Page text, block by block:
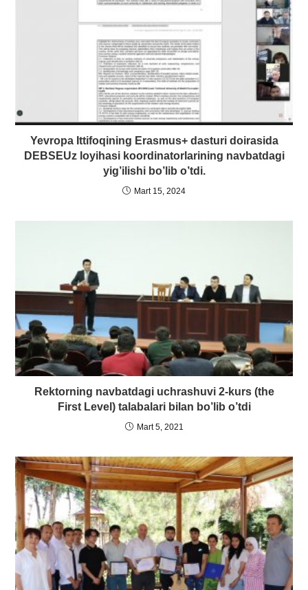
Yevropa Ittifoqining Erasmus+ dasturi doirasida
DEBSEUz loyihasi koordinatorlarining navbatdagi
yig’ilishi bo’lib o’tdi.
Mart 15, 2024
Rektorning navbatdagi uchrashuvi 2-kurs (the
First Level) talabalari bilan bo’lib o’tdi
Mart 5, 2021